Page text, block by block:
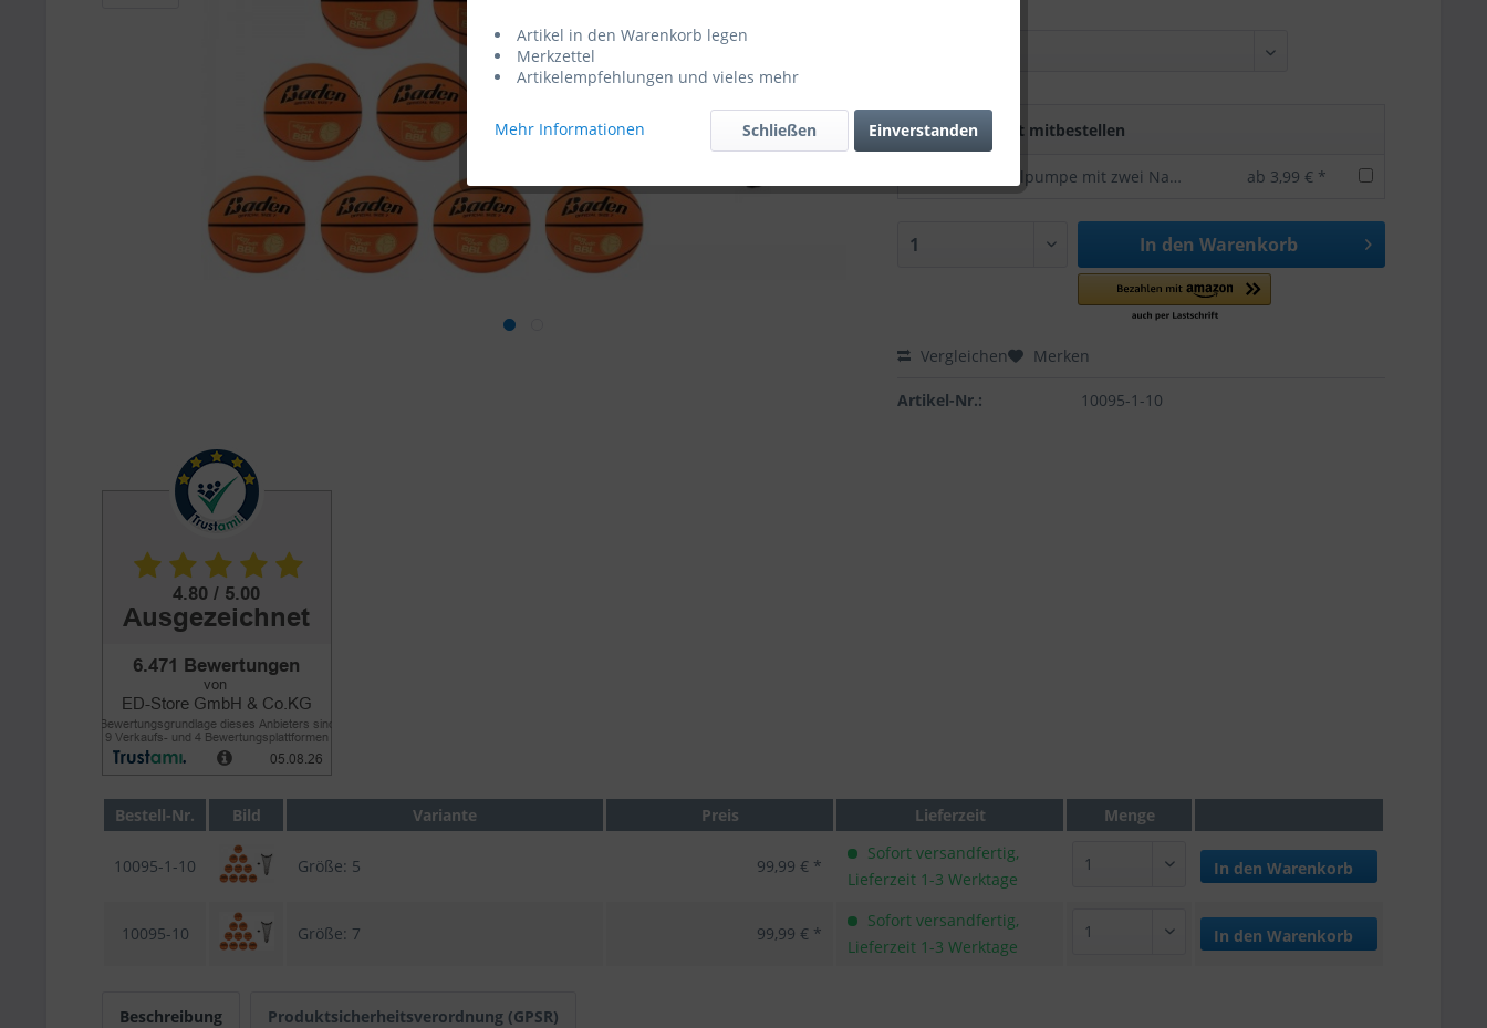
Zubehör direkt mitbestellen
Bundesliga Ballpumpe mit zwei Nadeln -offizielles Lizenzprodukt ab 3,99 € *
In den Warenkorb
Vergleichen Merken
Artikel-Nr.: 10095-1-10
Bestell-Nr. Bild Variante Preis Lieferzeit Menge
10095-1-10 Größe: 5 99,99 € *
Sofort versandfertig,
Lieferzeit 1-3 Werktage
In den Warenkorb
10095-10 Größe: 7 99,99 € *
Sofort versandfertig,
Lieferzeit 1-3 Werktage
In den Warenkorb
Beschreibung Produktsicherheitsverordnung (GPSR)
Artikel in den Warenkorb legen
Merkzettel
Artikelempfehlungen und vieles mehr
Mehr Informationen Einverstanden
Schließen